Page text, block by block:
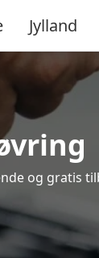
Jylland
og gratis